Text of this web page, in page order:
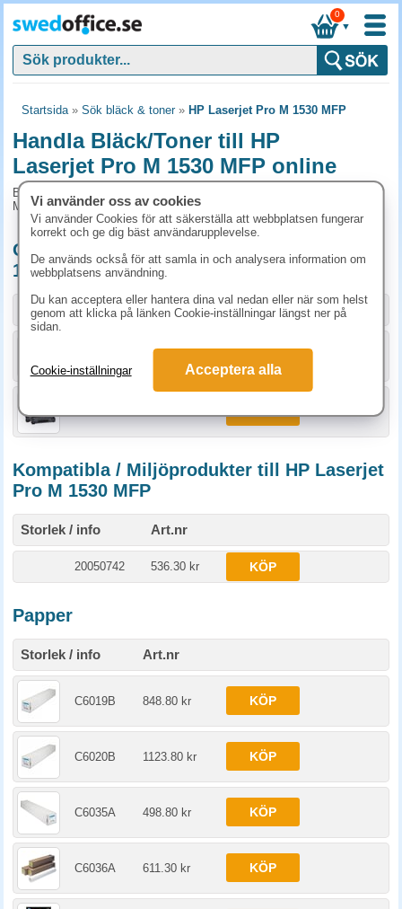
▼
0
Startsida» Sök bläck & toner» HP Laserjet Pro M 1530 MFP
Handla Bläck/Toner till HP
Laserjet Pro M 1530 MFP online
Bläck/Toner och tillbehör som passar till HP Laserjet Pro M 1530
MFP
Originalprodukter till HP Laserjet Pro M
1530 MFP
Storlek / info Art.nr
1555 kr
CE278AD 2773.80 kr
Kompatibla / Miljöprodukter till HP Laserjet
Pro M 1530 MFP
Storlek / info Art.nr
20050742 536.30 kr KÖP
Papper
Storlek / info Art.nr
C6019B 848.80 kr KÖP
C6020B 1123.80 kr KÖP
C6035A 498.80 kr KÖP
C6036A 611.30 kr KÖP
Vi använder oss av cookies
Vi använder Cookies för att säkerställa att webbplatsen fungerar
korrekt och ge dig bäst användarupplevelse.
De används också för att samla in och analysera information om
webbplatsens användning.
Du kan acceptera eller hantera dina val nedan eller när som helst
genom att klicka på länken Cookie-inställningar längst ner på
sidan.
Cookie-inställningar Acceptera alla